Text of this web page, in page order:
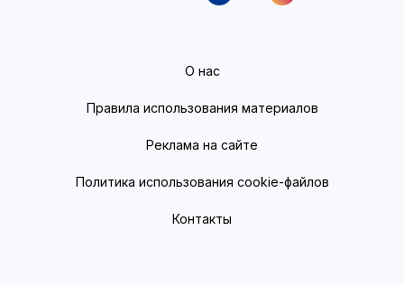
О нас
Правила использования материалов
Реклама на сайте
Политика использования cookie-файлов
Контакты